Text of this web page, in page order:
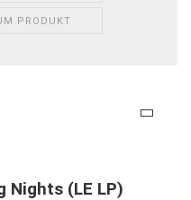
PRODUKT
Nights (LE LP)